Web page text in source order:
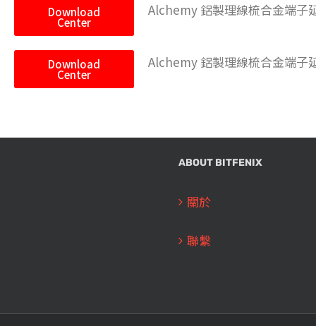
Download
Center
Alchemy 鋁製理線梳合金端
Download
Center
Alchemy 鋁製理線梳合金端
ABOUT BITFENIX
關於
聯繫